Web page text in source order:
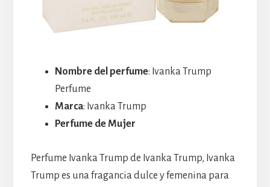
Nombre del perfume: Ivanka Trump
Perfume
Marca: Ivanka Trump
Perfume de Mujer
Perfume Ivanka Trump de Ivanka Trump, Ivanka
Trump es una fragancia dulce y femenina para